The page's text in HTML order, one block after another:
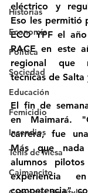
Historias
Economía
Politica
Sociedad
Educación
Femicidio
Incendios
Tenis de Mesa
Caimancito
eléctrico y
Eso les permitió
ECO YPF el
RACE en este
regional que
técnicas de Salta
El fin de
en Maimará.
carrera, fue
Más que
alumnos
experiencia
competencia",